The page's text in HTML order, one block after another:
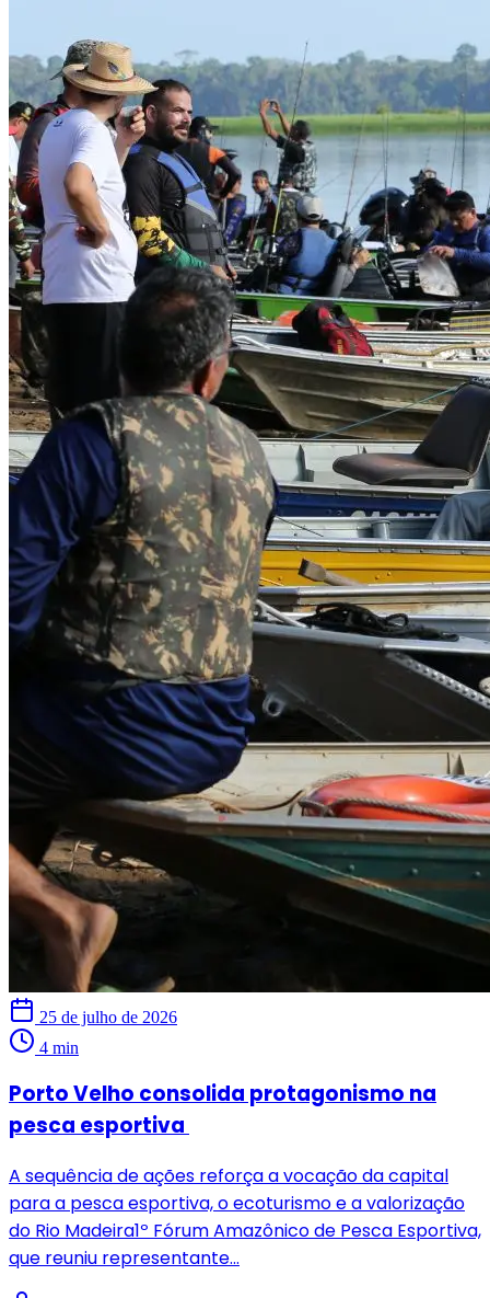
25 de julho de 2026
4 min
Porto Velho consolida protagonismo na
pesca esportiva
A sequência de ações reforça a vocação da capital
para a pesca esportiva, o ecoturismo e a valorização
do Rio Madeira1º Fórum Amazônico de Pesca Esportiva,
que reuniu representante...